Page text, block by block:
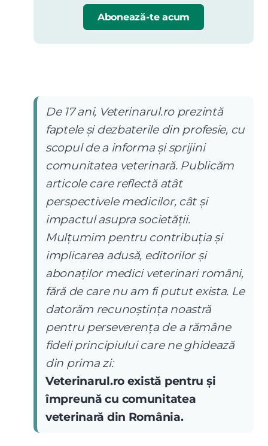
Abonează-te acum
De 17 ani, Veterinarul.ro prezintă
faptele și dezbaterile din profesie, cu
scopul de a informa și sprijini
comunitatea veterinară. Publicăm
articole care reflectă atât
perspectivele medicilor, cât și
impactul asupra societății.
Mulțumim pentru contribuția și
implicarea adusă, editorilor și
abonaților medici veterinari români,
fără de care nu am fi putut exista. Le
datorăm recunoștința noastră
pentru perseverența de a rămâne
fideli principiului care ne ghidează
din prima zi:
Veterinarul.ro există pentru și
împreună cu comunitatea
veterinară din România.